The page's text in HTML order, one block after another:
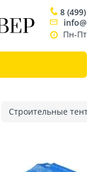
8
Пн-
Строительные